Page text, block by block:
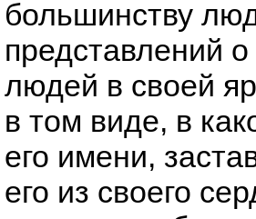
большинству
представлений
людей в своей
в том виде, в
его имени,
его из своего